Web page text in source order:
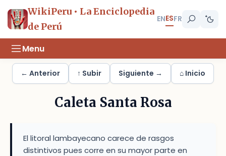
WikiPeru • La Enciclopedia
de Perú
ENESFR
Menu
← Anterior ↑ Subir Siguiente → ⌂ Inicio
Caleta Santa Rosa
El litoral lambayecano carece de rasgos
distintivos pues corre en su mayor parte en